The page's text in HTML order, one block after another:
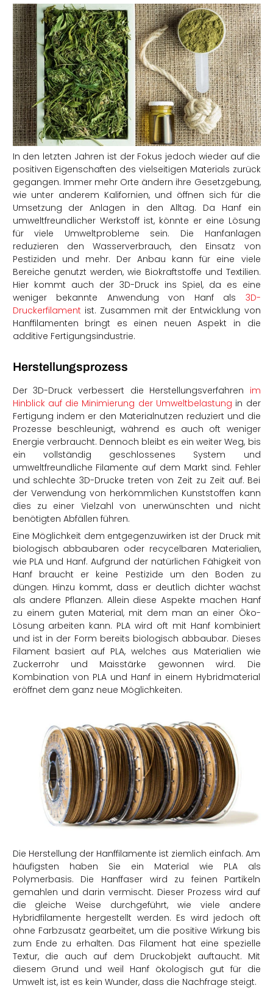
In den letzten Jahren ist der Fokus jedoch wieder auf die
positiven Eigenschaften des vielseitigen Materials zurück
gegangen. Immer mehr Orte ändern ihre Gesetzgebung,
wie unter anderem Kalifornien, und öffnen sich für die
Umsetzung der Anlagen in den Alltag. Da Hanf ein
umweltfreundlicher Werkstoff ist, könnte er eine Lösung
für viele Umweltprobleme sein. Die Hanfanlagen
reduzieren den Wasserverbrauch, den Einsatz von
Pestiziden und mehr. Der Anbau kann für eine viele
Bereiche genutzt werden, wie Biokraftstoffe und Textilien.
Hier kommt auch der 3D-Druck ins Spiel, da es eine
weniger bekannte Anwendung von Hanf als 3D-
Druckerfilament ist. Zusammen mit der Entwicklung von
Hanffilamenten bringt es einen neuen Aspekt in die
additive Fertigungsindustrie.
Herstellungsprozess
Der 3D-Druck verbessert die Herstellungsverfahren im
Hinblick auf die Minimierung der Umweltbelastung in der
Fertigung indem er den Materialnutzen reduziert und die
Prozesse beschleunigt, während es auch oft weniger
Energie verbraucht. Dennoch bleibt es ein weiter Weg, bis
ein vollständig geschlossenes System und
umweltfreundliche Filamente auf dem Markt sind. Fehler
und schlechte 3D-Drucke treten von Zeit zu Zeit auf. Bei
der Verwendung von herkömmlichen Kunststoffen kann
dies zu einer Vielzahl von unerwünschten und nicht
benötigten Abfällen führen.
Eine Möglichkeit dem entgegenzuwirken ist der Druck mit
biologisch abbaubaren oder recycelbaren Materialien,
wie PLA und Hanf. Aufgrund der natürlichen Fähigkeit von
Hanf braucht er keine Pestizide um den Boden zu
düngen. Hinzu kommt, dass er deutlich dichter wächst
als andere Pflanzen. Allein diese Aspekte machen Hanf
zu einem guten Material, mit dem man an einer Öko-
Lösung arbeiten kann. PLA wird oft mit Hanf kombiniert
und ist in der Form bereits biologisch abbaubar. Dieses
Filament basiert auf PLA, welches aus Materialien wie
Zuckerrohr und Maisstärke gewonnen wird. Die
Kombination von PLA und Hanf in einem Hybridmaterial
eröffnet dem ganz neue Möglichkeiten.
Die Herstellung der Hanffilamente ist ziemlich einfach. Am
häufigsten haben Sie ein Material wie PLA als
Polymerbasis. Die Hanffaser wird zu feinen Partikeln
gemahlen und darin vermischt. Dieser Prozess wird auf
die gleiche Weise durchgeführt, wie viele andere
Hybridfilamente hergestellt werden. Es wird jedoch oft
ohne Farbzusatz gearbeitet, um die positive Wirkung bis
zum Ende zu erhalten. Das Filament hat eine spezielle
Textur, die auch auf dem Druckobjekt auftaucht. Mit
diesem Grund und weil Hanf ökologisch gut für die
Umwelt ist, ist es kein Wunder, dass die Nachfrage steigt.